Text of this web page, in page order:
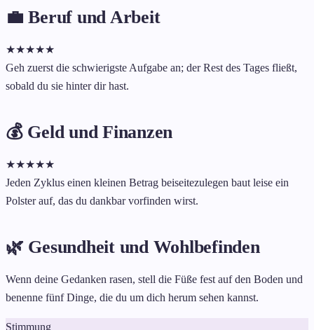
💼 Beruf und Arbeit
★★★★★
Geh zuerst die schwierigste Aufgabe an; der Rest des Tages fließt,
sobald du sie hinter dir hast.
💰 Geld und Finanzen
★★★★★
Jeden Zyklus einen kleinen Betrag beiseitezulegen baut leise ein
Polster auf, das du dankbar vorfinden wirst.
🌿 Gesundheit und Wohlbefinden
Wenn deine Gedanken rasen, stell die Füße fest auf den Boden und
benenne fünf Dinge, die du um dich herum sehen kannst.
Stimmung